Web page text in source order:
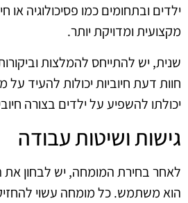
ילדים ובתחומים כמו פסיכולוגיה או
מקצועית ומדויקת יותר.
שנית, יש להתייחס להמלצות
חוות דעת חיוביות יכולות להעיד
יכולתו להשפיע על ילדים בצורה
גישות ושיטות עבודה
לאחר בחירת המומחה, יש לבחון את
הוא משתמש. כל מומחה עשוי